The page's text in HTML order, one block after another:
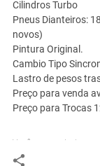
Cilindros Turbo
Pneus Dianteiros:
novos)
Pintura Original.
Cambio Tipo
Lastro de pesos
Preço para venda
Preço para Trocas
Você assume toda a
este anúncio é contra